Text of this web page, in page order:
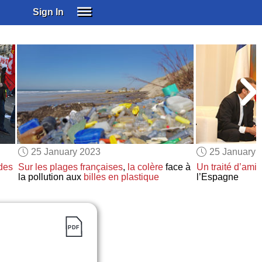
Sign In
EDUCATIONAL LICENSES
GIFT CARDS
OTHER LANGUAGES
ABOUT US
ALEXA
ADJUST COLORS
25 January 2023
Sur les plages françaises, la colèreface à
la pollution aux billes en plastique
25 January
Un traité
l’Espagne